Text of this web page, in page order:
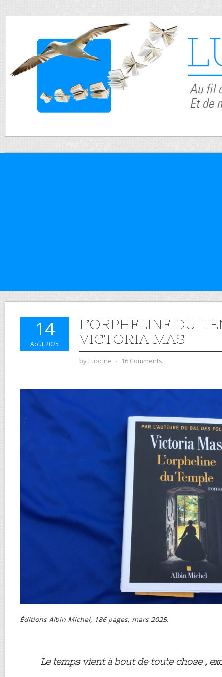
14
Août 2025
L’ORPHELINE DU
VICTORIA MAS
by Luocine ⋅ 16 Comments
Éditions Albin Michel, 186 pages, mars 2025.
Le temps vient à bout de toute chose ,